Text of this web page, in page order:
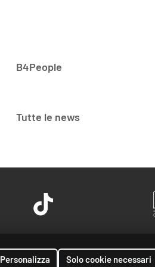
B4People
Tutte le news
Personalizza Solo cookie necessari